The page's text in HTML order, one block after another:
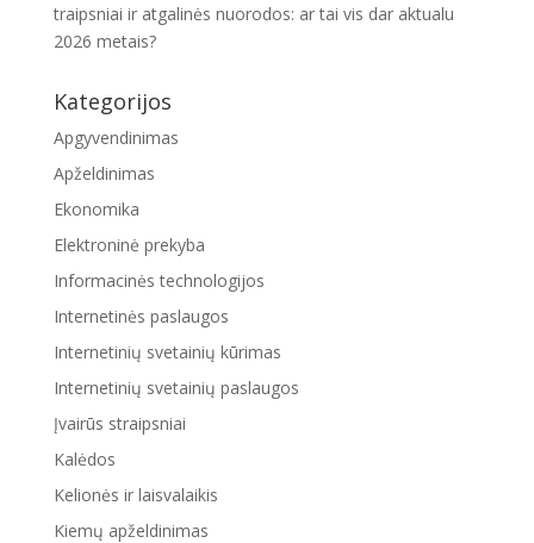
traipsniai ir atgalinės nuorodos: ar tai vis dar aktualu
2026 metais?
Kategorijos
Apgyvendinimas
Apželdinimas
Ekonomika
Elektroninė prekyba
Informacinės technologijos
Internetinės paslaugos
Internetinių svetainių kūrimas
Internetinių svetainių paslaugos
Įvairūs straipsniai
Kalėdos
Kelionės ir laisvalaikis
Kiemų apželdinimas